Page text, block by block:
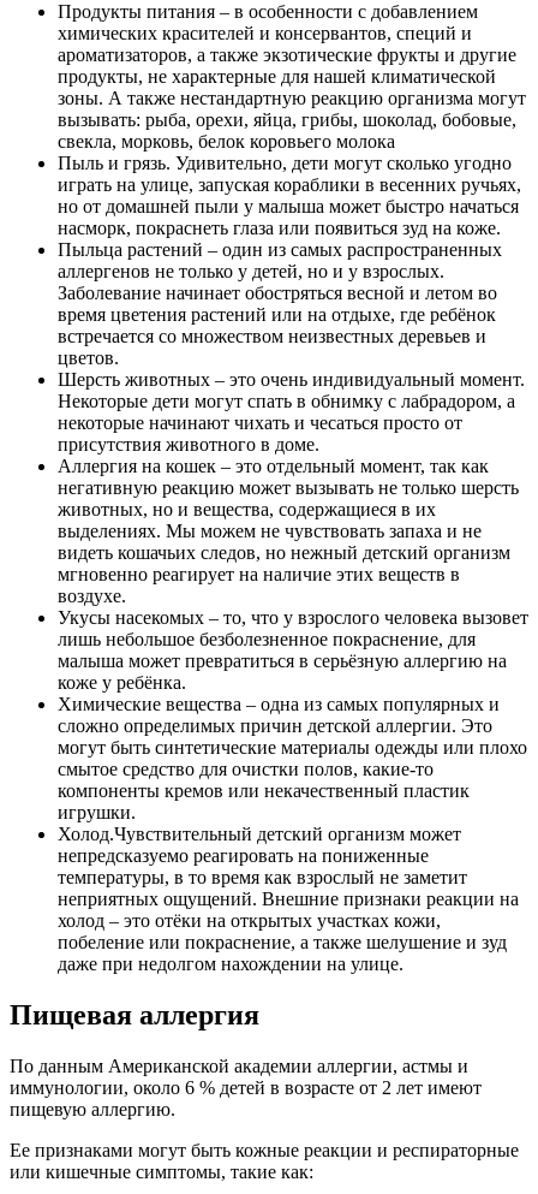
Продукты питания – в особенности с добавлением
химических красителей и консервантов, специй и
ароматизаторов, а также экзотические фрукты и другие
продукты, не характерные для нашей климатической
зоны. А также нестандартную реакцию организма могут
вызывать: рыба, орехи, яйца, грибы, шоколад, бобовые,
свекла, морковь, белок коровьего молока
Пыль и грязь. Удивительно, дети могут сколько угодно
играть на улице, запуская кораблики в весенних ручьях,
но от домашней пыли у малыша может быстро начаться
насморк, покраснеть глаза или появиться зуд на коже.
Пыльца растений – один из самых распространенных
аллергенов не только у детей, но и у взрослых.
Заболевание начинает обостряться весной и летом во
время цветения растений или на отдыхе, где ребёнок
встречается со множеством неизвестных деревьев и
цветов.
Шерсть животных – это очень индивидуальный момент.
Некоторые дети могут спать в обнимку с лабрадором, а
некоторые начинают чихать и чесаться просто от
присутствия животного в доме.
Аллергия на кошек – это отдельный момент, так как
негативную реакцию может вызывать не только шерсть
животных, но и вещества, содержащиеся в их
выделениях. Мы можем не чувствовать запаха и не
видеть кошачьих следов, но нежный детский организм
мгновенно реагирует на наличие этих веществ в
воздухе.
Укусы насекомых – то, что у взрослого человека вызовет
лишь небольшое безболезненное покраснение, для
малыша может превратиться в серьёзную аллергию на
коже у ребёнка.
Химические вещества – одна из самых популярных и
сложно определимых причин детской аллергии. Это
могут быть синтетические материалы одежды или плохо
смытое средство для очистки полов, какие-то
компоненты кремов или некачественный пластик
игрушки.
Холод.Чувствительный детский организм может
непредсказуемо реагировать на пониженные
температуры, в то время как взрослый не заметит
неприятных ощущений. Внешние признаки реакции на
холод – это отёки на открытых участках кожи,
побеление или покраснение, а также шелушение и зуд
даже при недолгом нахождении на улице.
Пищевая аллергия
По данным Американской академии аллергии, астмы и
иммунологии, около 6 % детей в возрасте от 2 лет имеют
пищевую аллергию.
Ее признаками могут быть кожные реакции и респираторные
или кишечные симптомы, такие как: